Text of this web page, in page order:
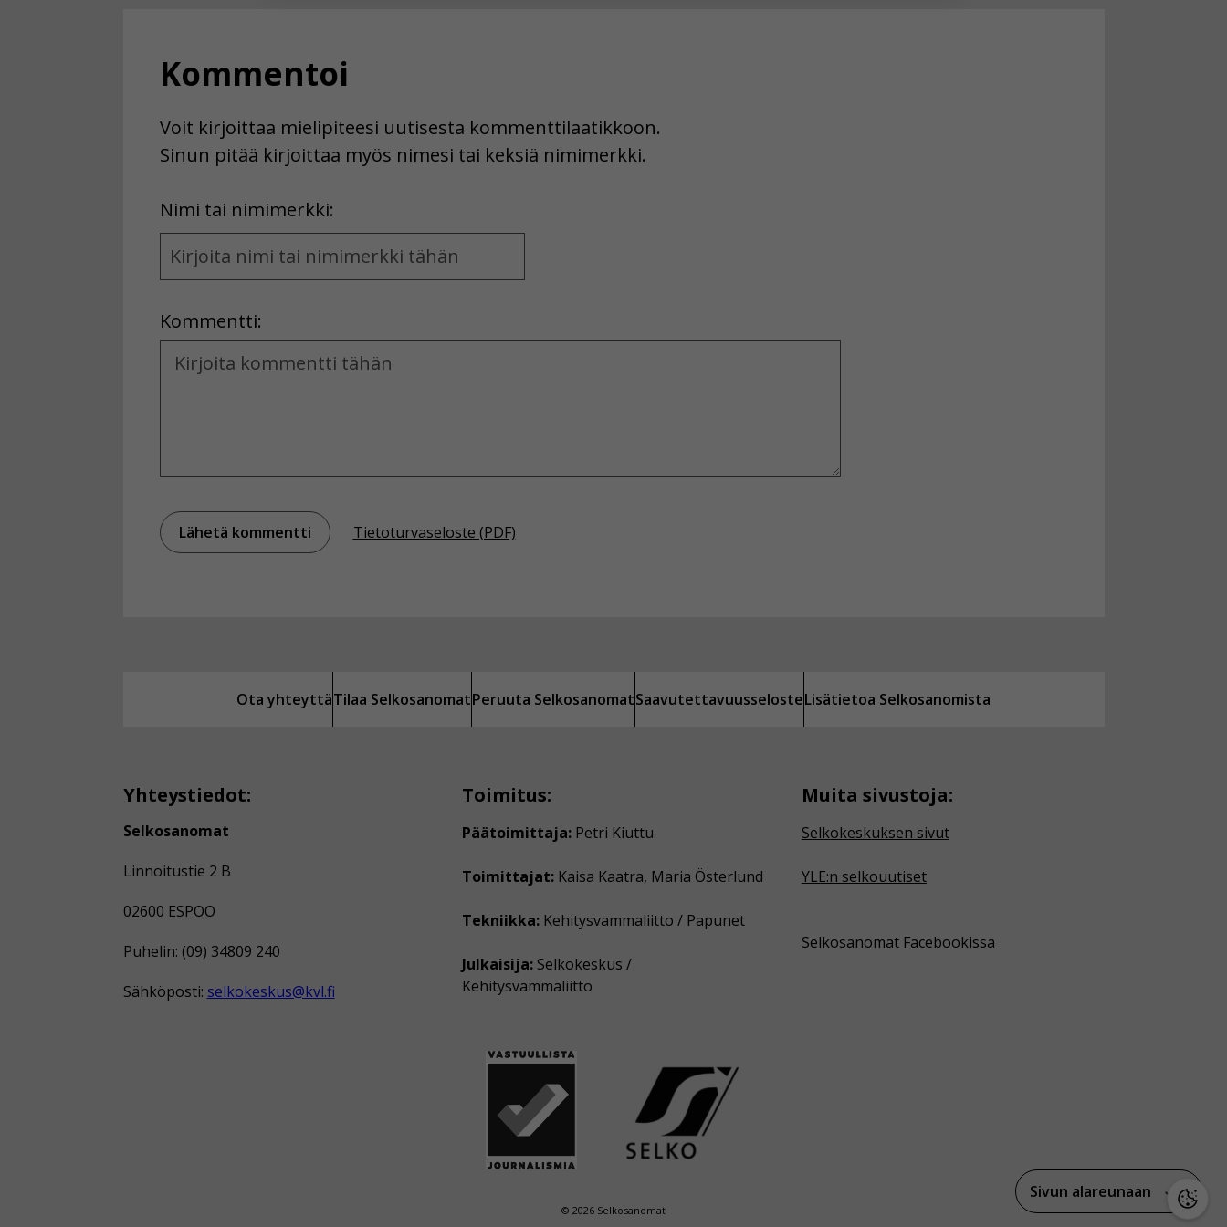
Sivun alareunaan
Kommentoi
Voit kirjoittaa mielipiteesi uutisesta kommenttilaatikkoon.
Sinun pitää kirjoittaa myös nimesi tai keksiä nimimerkki.
Nimi tai nimimerkki:
Name
and
Kommentti:
Kommentti
Tietoturvaseloste (PDF)
Ota yhteyttäTilaa SelkosanomatPeruuta SelkosanomatSaavutettavuusselosteLisätietoa Selkosanomista
Yhteystiedot:
Selkosanomat
Linnoitustie 2 B
02600 ESPOO
Puhelin: (09) 34809 240
Sähköposti: selkokeskus@kvl.fi
Toimitus:
Päätoimittaja: Petri Kiuttu
Toimittajat: Kaisa Kaatra, Maria Österlund
Tekniikka: Kehitysvammaliitto / Papunet
Julkaisija: Selkokeskus /
Kehitysvammaliitto
Muita sivustoja:
Selkokeskuksen sivut
YLE:n selkouutiset
Selkosanomat Facebookissa
© 2026 Selkosanomat